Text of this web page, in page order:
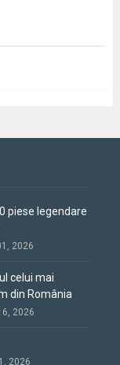
piese legendare
2026
celui mai
din România
2026
2026